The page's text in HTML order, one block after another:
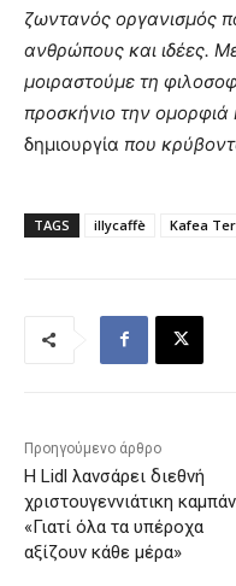
ζωντανός οργανισμός
ανθρώπους και ιδέες.
μοιραστούμε τη
προσκήνιο την ομορφιά
δημιουργία που
TAGS illycaffè Kafea
Προηγούμενο άρθρο
Η Lidl λανσάρει διεθνή
χριστουγεννιάτικη
«Γιατί όλα τα υπέροχα
αξίζουν κάθε μέρα»